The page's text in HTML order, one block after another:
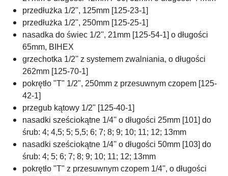
przedłużka 1/2", 125mm [125-23-1]
przedłużka 1/2", 250mm [125-25-1]
nasadka do świec 1/2'', 21mm [125-54-1] o długości
65mm, BIHEX
grzechotka 1/2'' z systemem zwalniania, o długości
262mm [125-70-1]
pokrętło "T" 1/2", 250mm z przesuwnym czopem [125-
42-1]
przegub kątowy 1/2" [125-40-1]
nasadki sześciokątne 1/4'' o długości 25mm [101] do
śrub: 4; 4,5; 5; 5,5; 6; 7; 8; 9; 10; 11; 12; 13mm
nasadki sześciokątne 1/4'' o długości 50mm [103] do
śrub: 4; 5; 6; 7; 8; 9; 10; 11; 12; 13mm
pokrętło "T" z przesuwnym czopem 1/4'', o długości